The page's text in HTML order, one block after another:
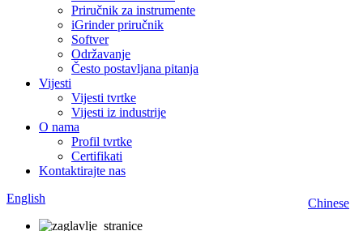
Priručnik za instrumente
iGrinder priručnik
Softver
Održavanje
Često postavljana pitanja
Vijesti
Vijesti tvrtke
Vijesti iz industrije
O nama
Profil tvrtke
Certifikati
Kontaktirajte nas
Chinese
English